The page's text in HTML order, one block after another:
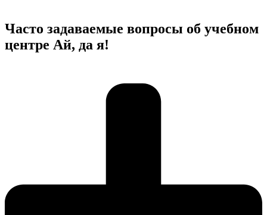
Часто задаваемые вопросы об учебном
центре Ай, да я!